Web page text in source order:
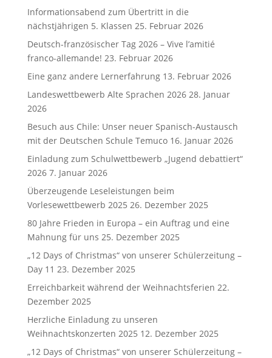
Informationsabend zum Übertritt in die
nächstjährigen 5. Klassen 25. Februar 2026
Deutsch-französischer Tag 2026 – Vive l’amitié
franco-allemande! 23. Februar 2026
Eine ganz andere Lernerfahrung 13. Februar 2026
Landeswettbewerb Alte Sprachen 2026 28. Januar
2026
Besuch aus Chile: Unser neuer Spanisch-Austausch
mit der Deutschen Schule Temuco 16. Januar 2026
Einladung zum Schulwettbewerb „Jugend debattiert“
2026 7. Januar 2026
Überzeugende Leseleistungen beim
Vorlesewettbewerb 2025 26. Dezember 2025
80 Jahre Frieden in Europa – ein Auftrag und eine
Mahnung für uns 25. Dezember 2025
„12 Days of Christmas“ von unserer Schülerzeitung –
Day 11 23. Dezember 2025
Erreichbarkeit während der Weihnachtsferien 22.
Dezember 2025
Herzliche Einladung zu unseren
Weihnachtskonzerten 2025 12. Dezember 2025
„12 Days of Christmas“ von unserer Schülerzeitung –